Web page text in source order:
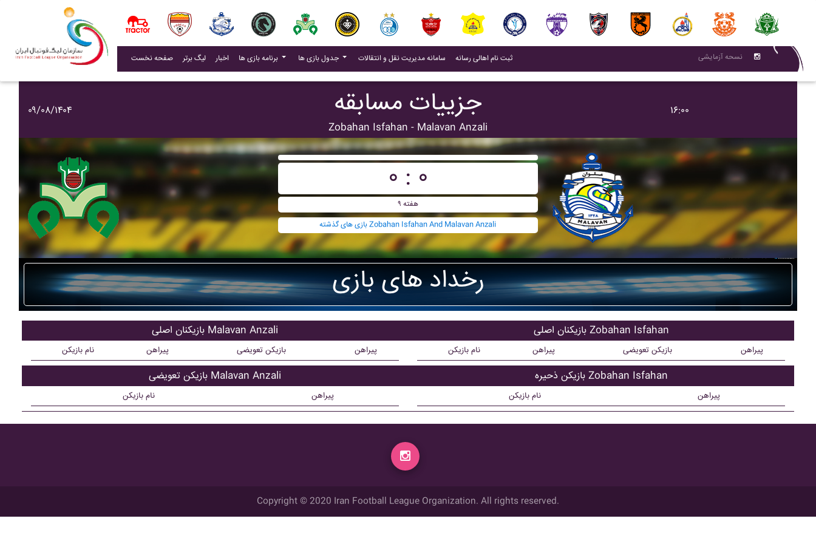
صفحه نخست لیگ برتر اخبار(current) برنامه بازی ها جدول بازی ها سامانه مدیریت نقل و انتقالات (current)
ثبت نام اهالی رسانه(current) نسحه آزمایشی
۰۹/۰۸/۱۴۰۴ جزییات مسابقه
Zobahan Isfahan - Malavan Anzali
۱۶:۰۰
۰ : ۰
هفته ۹
بازی های گذشته Zobahan Isfahan And Malavan Anzali
رخداد های بازی
بازیکنان اصلی Malavan Anzali
نام بازیکن پیراهن بازیکن تعویضی پیراهن
بازیکن تعویضی Malavan Anzali
نام بازیکن پیراهن
بازیکنان اصلی Zobahan Isfahan
نام بازیکن پیراهن بازیکن تعویضی پیراهن
بازیکن ذحیره Zobahan Isfahan
نام بازیکن پیراهن
Copyright © 2020 Iran Football League Organization. All rights reserved.